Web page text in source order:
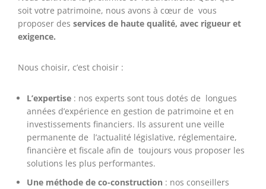
soit votre patrimoine, nous avons à cœur de vous
proposer des services de haute qualité, avec rigueur et
exigence.
Nous choisir, c’est choisir :
L’expertise : nos experts sont tous dotés de longues
années d’expérience en gestion de patrimoine et en
investissements financiers. Ils assurent une veille
permanente de l’actualité législative, réglementaire,
financière et fiscale afin de toujours vous proposer les
solutions les plus performantes.
Une méthode de co-construction : nos conseillers